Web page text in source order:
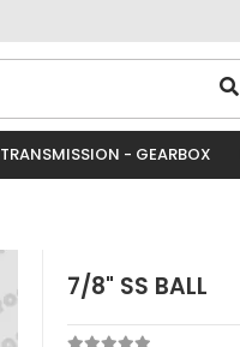
TRANSMISSION - GEARBOX
7/8" SS BALL